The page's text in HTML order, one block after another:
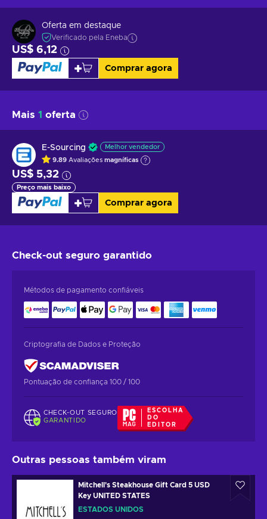
Oferta em destaque
Verificado pela Eneba
US$ 6,12
Comprar agora
Mais 1 oferta
E-Sourcing Melhor vendedor
9.89 Avaliações magníficas
US$ 5,32
Preço mais baixo
Comprar agora
Check-out seguro garantido
Métodos de pagamento confiáveis
Criptografia de Dados e Proteção
Pontuação de confiança 100 / 100
CHECK-OUT SEGURO
GARANTIDO
ESCOLHA
DO
EDITOR
Outras pessoas também viram
Mitchell's Steakhouse Gift Card 5 USD
Key UNITED STATES
ESTADOS UNIDOS